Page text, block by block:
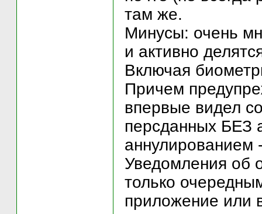
там же.
Минусы: очень
и активно
Включая
Причем
впервые видел
персданных БЕЗ
аннулированием
Уведомления об
только
приложение или